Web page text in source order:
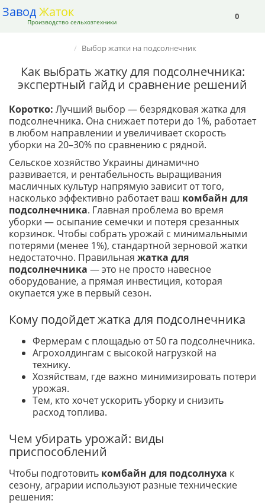
0
ЗаводЖаток
Производство сельхозтехники
Выбор жатки на подсолнечник
Как выбрать жатку для подсолнечника:
экспертный гайд и сравнение решений
Коротко: Лучший выбор — безрядковая жатка для
подсолнечника. Она снижает потери до 1%, работает
в любом направлении и увеличивает скорость
уборки на 20–30% по сравнению с рядной.
Сельское хозяйство Украины динамично
развивается, и рентабельность выращивания
масличных культур напрямую зависит от того,
насколько эффективно работает ваш комбайн для
подсолнечника. Главная проблема во время
уборки — осыпание семечки и потеря срезанных
корзинок. Чтобы собрать урожай с минимальными
потерями (менее 1%), стандартной зерновой жатки
недостаточно. Правильная жатка для
подсолнечника — это не просто навесное
оборудование, а прямая инвестиция, которая
окупается уже в первый сезон.
Кому подойдет жатка для подсолнечника
Фермерам с площадью от 50 га подсолнечника.
Агрохолдингам с высокой нагрузкой на
технику.
Хозяйствам, где важно минимизировать потери
урожая.
Тем, кто хочет ускорить уборку и снизить
расход топлива.
Чем убирать урожай: виды
приспособлений
Чтобы подготовить комбайн для подсолнуха к
сезону, аграрии используют разные технические
решения: